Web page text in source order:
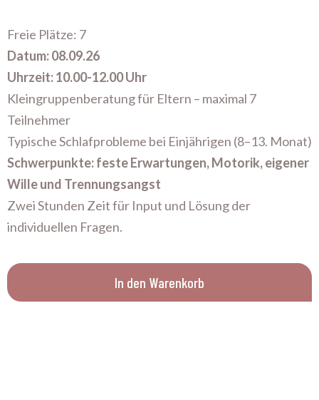
Freie Plätze: 7
Datum: 08.09.26
Uhrzeit: 10.00-12.00 Uhr
Kleingruppenberatung für Eltern – maximal 7
Teilnehmer
Typische Schlafprobleme bei Einjährigen (8–13. Monat)
Schwerpunkte: feste Erwartungen, Motorik, eigener
Wille und Trennungsangst
Zwei Stunden Zeit für Input und Lösung der
individuellen Fragen.
In den Warenkorb